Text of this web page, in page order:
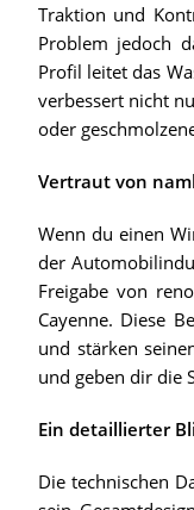
Traktion und
Problem jedoch
Profil leitet das
verbessert nicht
oder
Vertraut von
Wenn du einen
der
Freigabe von
Cayenne. Diese
und stärken
und geben dir die
Ein detaillierter
Die technischen